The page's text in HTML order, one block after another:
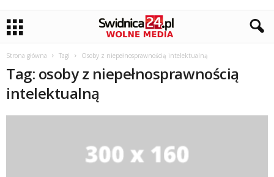
Strona główna Tagi Osoby z niepełnosprawnością intelektualną
Tag: osoby z niepełnosprawnością
intelektualną